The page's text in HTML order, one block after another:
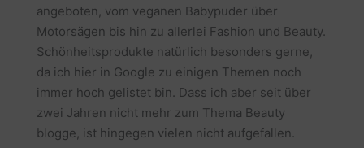
angeboten, vom veganen Babypuder über
Motorsägen bis hin zu allerlei Fashion und Beauty.
Schönheitsprodukte natürlich besonders gerne,
da ich hier in Google zu einigen Themen noch
immer hoch gelistet bin. Dass ich aber seit über
zwei Jahren nicht mehr zum Thema Beauty
blogge, ist hingegen vielen nicht aufgefallen.